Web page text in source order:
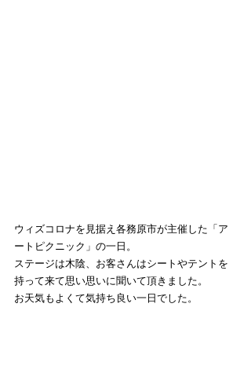
ウィズコロナを見据え各務原市が主催した「ア
ートピクニック」の一日。
ステージは木陰、お客さんはシートやテントを
持って来て思い思いに聞いて頂きました。
お天気もよくて気持ち良い一日でした。